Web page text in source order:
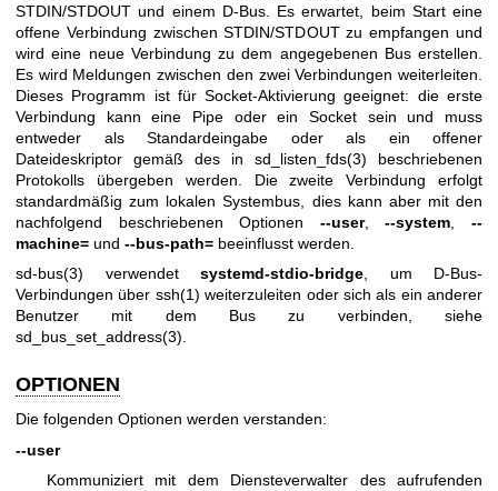
STDIN/STDOUT und einem D-Bus. Es erwartet, beim Start eine
offene Verbindung zwischen STDIN/STDOUT zu empfangen und
wird eine neue Verbindung zu dem angegebenen Bus erstellen.
Es wird Meldungen zwischen den zwei Verbindungen weiterleiten.
Dieses Programm ist für Socket-Aktivierung geeignet: die erste
Verbindung kann eine Pipe oder ein Socket sein und muss
entweder als Standardeingabe oder als ein offener
Dateideskriptor gemäß des in sd_listen_fds(3) beschriebenen
Protokolls übergeben werden. Die zweite Verbindung erfolgt
standardmäßig zum lokalen Systembus, dies kann aber mit den
nachfolgend beschriebenen Optionen --user,--system ,--
machine= und --bus-path= beeinflusst werden.
sd-bus(3) verwendet systemd-stdio-bridge , um D-Bus-
Verbindungen über ssh(1) weiterzuleiten oder sich als ein anderer
Benutzer mit dem Bus zu verbinden, siehe
sd_bus_set_address(3)
OPTIONEN
Die folgenden Optionen werden verstanden:
--user
Kommuniziert mit dem Diensteverwalter des aufrufenden